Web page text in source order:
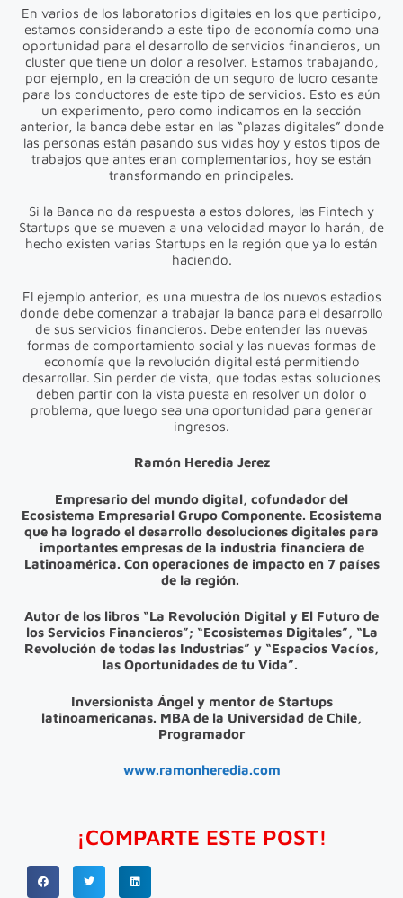
En varios de los laboratorios digitales en los que participo,
estamos considerando a este tipo de economía como una
oportunidad para el desarrollo de servicios financieros, un
cluster que tiene un dolor a resolver. Estamos trabajando,
por ejemplo, en la creación de un seguro de lucro cesante
para los conductores de este tipo de servicios. Esto es aún
un experimento, pero como indicamos en la sección
anterior, la banca debe estar en las “plazas digitales” donde
las personas están pasando sus vidas hoy y estos tipos de
trabajos que antes eran complementarios, hoy se están
transformando en principales.
Si la Banca no da respuesta a estos dolores, las Fintech y
Startups que se mueven a una velocidad mayor lo harán, de
hecho existen varias Startups en la región que ya lo están
haciendo.
El ejemplo anterior, es una muestra de los nuevos estadios
donde debe comenzar a trabajar la banca para el desarrollo
de sus servicios financieros. Debe entender las nuevas
formas de comportamiento social y las nuevas formas de
economía que la revolución digital está permitiendo
desarrollar. Sin perder de vista, que todas estas soluciones
deben partir con la vista puesta en resolver un dolor o
problema, que luego sea una oportunidad para generar
ingresos.
Ramón Heredia Jerez
Empresario del mundo digital, cofundador del
Ecosistema Empresarial Grupo Componente. Ecosistema
que ha logrado el desarrollo desoluciones digitales para
importantes empresas de la industria financiera de
Latinoamérica. Con operaciones de impacto en 7 países
de la región.
Autor de los libros “La Revolución Digital y El Futuro de
los Servicios Financieros”; “Ecosistemas Digitales”, “La
Revolución de todas las Industrias” y “Espacios Vacíos,
las Oportunidades de tu Vida”.
Inversionista Ángel y mentor de Startups
latinoamericanas. MBA de la Universidad de Chile,
Programador
www.ramonheredia.com
¡COMPARTE ESTE POST!